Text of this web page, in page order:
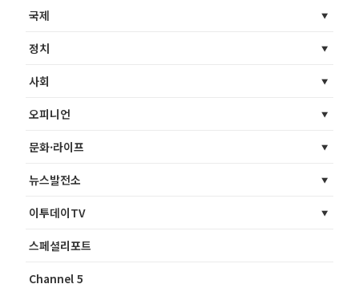
국제
정치
사회
오피니언
문화·라이프
뉴스발전소
이투데이TV
스페셜리포트
Channel 5